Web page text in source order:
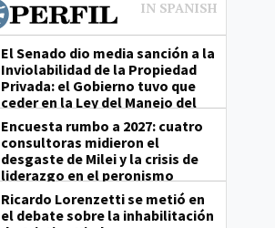
El Senado dio media sanción a la
Inviolabilidad de la Propiedad
Privada: el Gobierno tuvo que
ceder en la Ley del Manejo del
Fuego
Encuesta rumbo a 2027: cuatro
consultoras midieron el
desgaste de Milei y la crisis de
liderazgo en el peronismo
Ricardo Lorenzetti se metió en
el debate sobre la inhabilitación